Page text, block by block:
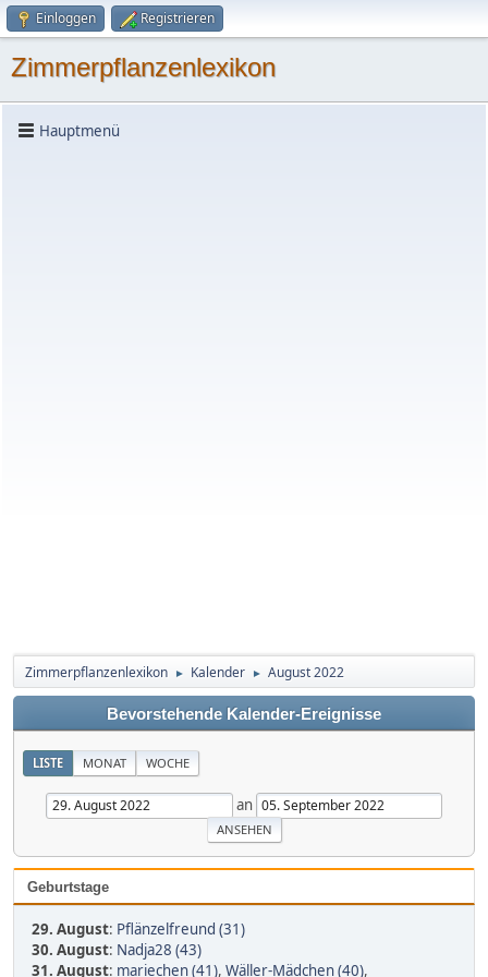
Einloggen Registrieren
Zimmerpflanzenlexikon
Hauptmenü
Zimmerpflanzenlexikon ► Kalender ► August 2022
Bevorstehende Kalender-Ereignisse
LISTE MONAT WOCHE
an
Geburtstage
29. August: Pflänzelfreund (31)
30. August: Nadja28 (43)
31. August: mariechen (41), Wäller-Mädchen (40),